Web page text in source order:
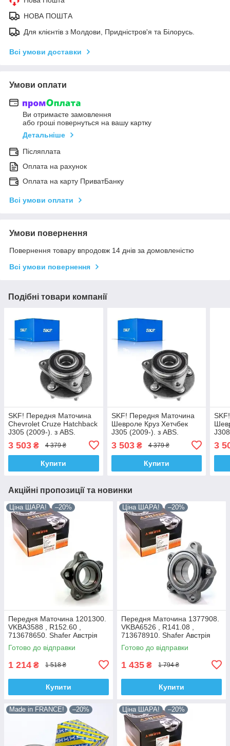
НОВА ПОШТА
Для клієнтів з Молдови, Придністров'я та Білорусь.
Всі умови доставки
Умови оплати
Ви отримаєте замовлення
або гроші повернуться на вашу картку
Детальніше
Післяплата
Оплата на рахунок
Оплата на карту ПриватБанку
Всі умови оплати
Умови повернення
Повернення товару впродовж 14 днів за домовленістю
Всі умови повернення
Подібні товари компанії
SKF! Передня Маточина
Chevrolet Cruze Hatchback
J305 (2009-). з ABS.
713644910. Німеччина!
3 503 ₴ 4 379 ₴
Купити
SKF! Передня Маточина
Шевроле Круз Хетчбек
J305 (2009-). з ABS.
713644910. Німеччина!
3 503₴ 4 379 ₴
Купити
3
Акційні пропозиції та новинки
Ціна ШАРА! –20%
Передня Маточина 1201300.
VKBA3588 , R152.60 ,
713678650. Shafer Австрія
Готово до відправки
1 214 ₴ 1 518 ₴
Купити
Ціна ШАРА! –20%
Передня Маточина 1377908.
VKBA6526 , R141.08 ,
713678910. Shafer Австрія
Готово до відправки
1 435 ₴ 1 794 ₴
Купити
Made in FRANCE! –20% Ціна ШАРА! –20%